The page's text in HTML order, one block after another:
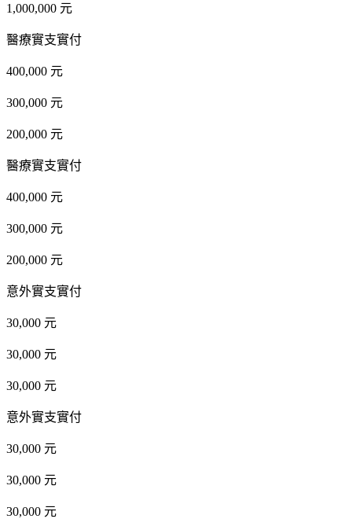
1,000,000 元
醫療實支實付
400,000 元
300,000 元
200,000 元
醫療實支實付
400,000 元
300,000 元
200,000 元
意外實支實付
30,000 元
30,000 元
30,000 元
意外實支實付
30,000 元
30,000 元
30,000 元